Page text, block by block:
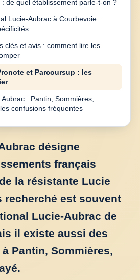
: de quel établissement parle-t-on ?
Lucie-Aubrac à Courbevoie :
clés et avis : comment lire les
et Parcoursup : les
: Pantin, Sommières,
confusions fréquentes
désigne
français
la résistante Lucie
recherché est souvent
Lucie-Aubrac de
il existe aussi des
Pantin, Sommières,